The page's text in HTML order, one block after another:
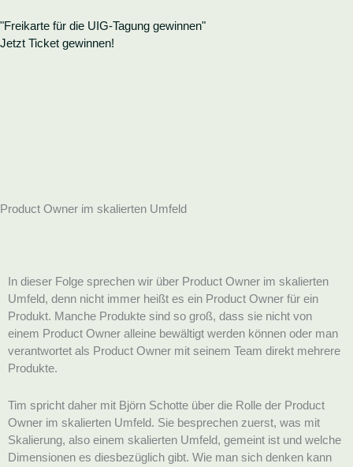
Inhalt
springen
"Freikarte für die UIG-Tagung gewinnen"
Jetzt Ticket gewinnen!
Product Owner im skalierten Umfeld
In dieser Folge sprechen wir über Product Owner im skalierten
Umfeld, denn nicht immer heißt es ein Product Owner für ein
Produkt. Manche Produkte sind so groß, dass sie nicht von
einem Product Owner alleine bewältigt werden können oder man
verantwortet als Product Owner mit seinem Team direkt mehrere
Produkte.
Tim spricht daher mit Björn Schotte über die Rolle der Product
Owner im skalierten Umfeld. Sie besprechen zuerst, was mit
Skalierung, also einem skalierten Umfeld, gemeint ist und welche
Dimensionen es diesbezüglich gibt. Wie man sich denken kann